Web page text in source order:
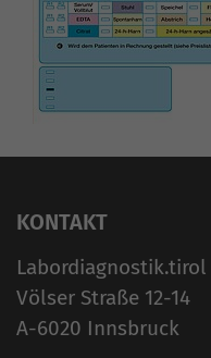
KONTAKT
Völser Straße 12-14
A-6020 Innsbruck